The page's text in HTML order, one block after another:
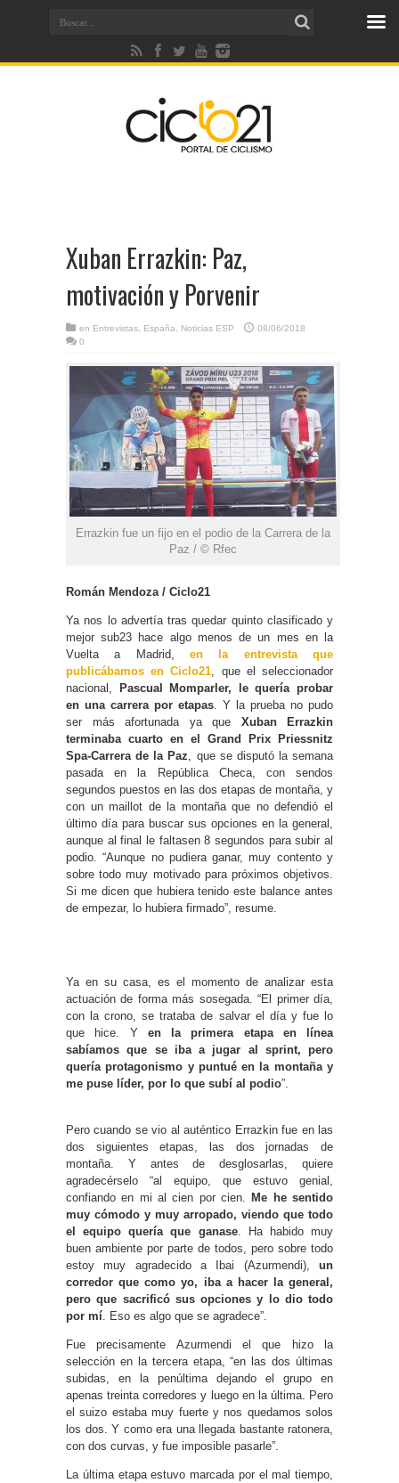
Xuban Errazkin: Paz,
motivación y Porvenir
en Entrevistas España Noticias ESP
08/06/2018
0
Errazkin fue un fijo en el podio de la Carrera de la
Paz / © Rfec
Román Mendoza / Ciclo21
Ya nos lo advertía tras quedar quinto clasificado y
mejor sub23 hace algo menos de un mes en la
Vuelta a Madrid, en la entrevista que
publicábamos en Ciclo21 , que el seleccionador
nacional,
Pascual Momparler, le quería probar
en una carrera por etapas . Y la prueba no pudo
ser más afortunada ya que Xuban Errazkin
terminaba cuarto en el Grand Prix Priessnitz
Spa-Carrera de la Paz , que se disputó la semana
pasada en la República Checa, con sendos
segundos puestos en las dos etapas de montaña, y
con un maillot de la montaña que no defendió el
último día para buscar sus opciones en la general,
aunque al final le faltasen 8 segundos para subir al
podio. “Aunque no pudiera ganar, muy contento y
sobre todo muy motivado para próximos objetivos.
Si me dicen que hubiera tenido este balance antes
de empezar, lo hubiera firmado”, resume.
Ya en su casa, es el momento de analizar esta
actuación de forma más sosegada. “El primer día,
con la crono, se trataba de salvar el día y fue lo
que hice. Y en la primera etapa en línea
sabíamos que se iba a jugar al sprint, pero
quería protagonismo y puntué en la montaña y
me puse líder, por lo que subí al podio”.
Pero cuando se vio al auténtico Errazkin fue en las
dos siguientes etapas, las dos jornadas de
montaña. Y antes de desglosarlas, quiere
agradecérselo “al equipo, que estuvo genial,
confiando en mi al cien por cien.
Me he sentido
muy cómodo y muy arropado, viendo que todo
el equipo quería que ganase. Ha habido muy
buen ambiente por parte de todos, pero sobre todo
estoy muy agradecido a Ibai (Azurmendi),
un
corredor que como yo, iba a hacer la general,
pero que sacrificó sus opciones y lo dio todo
por mí . Eso es algo que se agradece”.
Fue precisamente Azurmendi el que hizo la
selección en la tercera etapa, “en las dos últimas
subidas, en la penúltima dejando el grupo en
apenas treinta corredores y luego en la última. Pero
el suizo estaba muy fuerte y nos quedamos solos
los dos. Y como era una llegada bastante ratonera,
con dos curvas, y fue imposible pasarle”.
La última etapa estuvo marcada por el mal tiempo,